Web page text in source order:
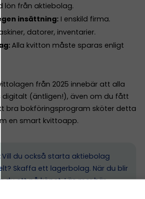
lön från aktiebolag.
insättning:I enskild firma.
datorer, inventarier.
Alla kvitton måste sparas enligt
från 2025 innebär att alla
digitalt (äntligen!), även om du fått
bra bokföringsprogram sköter detta
en smart kvittoapp.
Vill du också starta aktiebolag
Skaffa ett lagerbolag. När du blir
du ett på köpet.Läs mer här.